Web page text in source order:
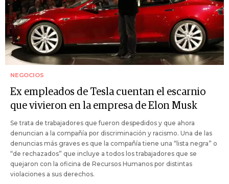
NEGOCIOS
Ex empleados de Tesla cuentan el escarnio
que vivieron en la empresa de Elon Musk
Se trata de trabajadores que fueron despedidos y que ahora
denuncian a la compañía por discriminación y racismo. Una de las
denuncias más graves es que la compañía tiene una “lista negra” o
“de rechazados” que incluye a todos los trabajadores que se
quejaron con la oficina de Recursos Humanos por distintas
violaciones a sus derechos.